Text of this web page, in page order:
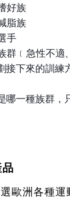
好族
脂族
手
群﹝急性不
接下來的訓練
哪一種族群，
歐洲各種